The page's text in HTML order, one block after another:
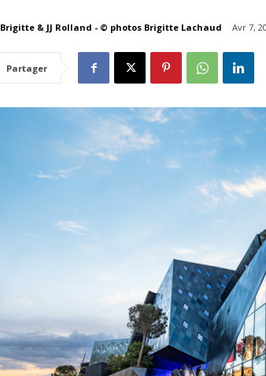
Brigitte & JJ Rolland - © photos Brigitte Lachaud Avr 7,
Partager